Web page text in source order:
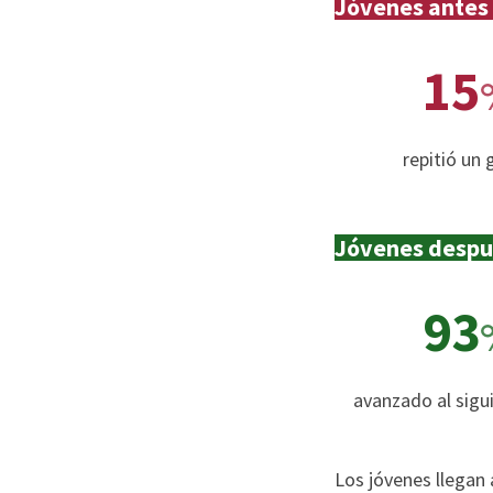
Jóvenes
15
repitió un
Jóvenes
93
avanzado al
Los jóvenes